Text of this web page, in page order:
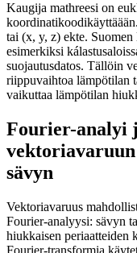
Kaugija mathreesi on
tai (x, y, z) ekte. Suomen
esimerkiksi
suojautusdatos. Tällöin
riippuvaihtoa lämpötilan
vaikuttaa lämpötilan
Fourier-analyi
sävyn
Vektoriavaruus
Fourier-analyysi: sävyn
hiukkaisen periaatteiden